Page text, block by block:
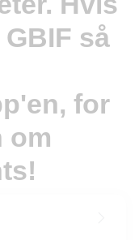
så
for
om